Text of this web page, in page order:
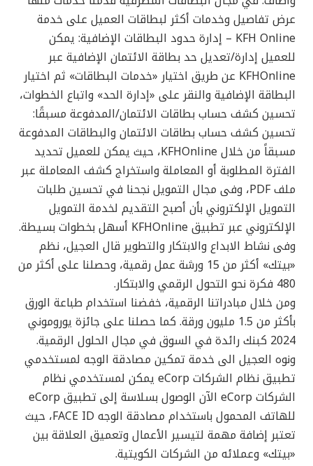
عرض تفاصيل وخدمات أكثر لبطاقات العميل على خدمة
KFH Online – إدارة حدود البطاقات الإضافية: يمكن
للعميل إدارة/تعديل حد بطاقة الائتمان الإضافية عبر
KFHOnline عن طريق اختيار «خدمات البطاقات» ثم اختيار
البطاقة الإضافية والنقر على «إدارة الحد» واتباع الخطوات،
تحسين كشف حساب بطاقات الائتمان/المدفوعة مسبقًا:
تحسين كشف حساب بطاقات الائتمان والبطاقات المدفوعة
مسبقاً من خلال KFHOnline، حيث يمكن للعميل تحديد
الفترة المطلوبة أو المعاملة واستخراج كشف المعاملة عبر
ملف PDF، وفى مجال التمويل نجحنا في تحسين طلبات
التمويل الإلكتروني بأن أصبح التقديم لخدمة التمويل
الإلكتروني عبر تطبيق KFHOnline أسهل بخطوات بسيطة.
وفى نشاط الابداع والابتكار والتطوير قال العجيل، نظم
«بيتك» أكثر من 15 ورشة عمل رقمية، وحصلنا على أكثر من
480 فكرة نحو التحول الرقمي والابتكار.
ومن خلال مبادراتنا الرقمية، خفضنا استخدام طباعة الورق
بأكثر من 1.5 مليون ورقة. كما حصلنا على جائزة يوروموني
2024 كبنك رائدة في السوق في مجال الحلول الرقمية.
ونوه العجيل الى خدمة تمكين مصادقة الوجه لمستخدمي
تطبيق نظام الشركات eCorp يمكن لمستخدمي نظام
الشركات eCorp الآن الوصول بسلاسة إلى تطبيق eCorp
للهاتف المحمول باستخدام مصادقة الوجه FACE ID، حيث
تعتبر إضافة مهمة لتيسير الأعمال وتعميق العلاقة بين
«بيتك» وعملائه من الشركات الكويتية.